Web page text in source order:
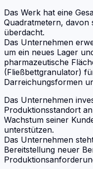
Das Werk hat eine
Quadratmetern, davon
überdacht.
Das Unternehmen
um ein neues Lager
pharmazeutische
(Fließbettgranulator)
Darreichungsformen
Das Unternehmen
Produktionsstandort
Wachstum seiner
unterstützen.
Das Unternehmen
Bereitstellung neuer